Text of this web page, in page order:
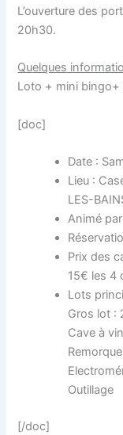
L’ouverture des
20h30.
Quelques
Loto + mini bingo+
[doc]
Date :
Lieu :
LES-
Animé
Prix des
15€ les 4
Lots
Gros lot :
Cave à vin
Outillage
[/doc]